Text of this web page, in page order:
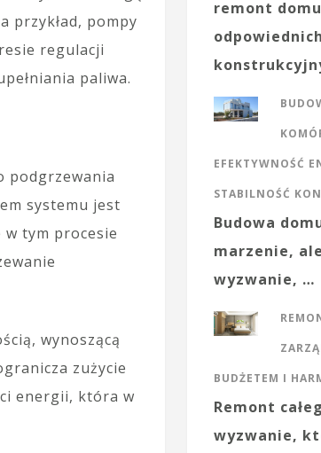
przykład, pompy
regulacji
paliwa.
podgrzewania
systemu jest
w tym procesie
wynoszącą
zużycie
energii, która w
remont
EFEKTYWNOŚĆ
STABILNOŚĆ
Budowa
marzenie,
wyzwanie, …
BUDŻETEM I
Remont
wyzwanie,